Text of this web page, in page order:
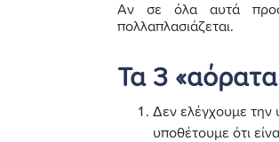
Αν σε όλα αυτά
πολλαπλασιάζεται.
Τα 3
Δεν ελέγχουμε την
υποθέτουμε ότι